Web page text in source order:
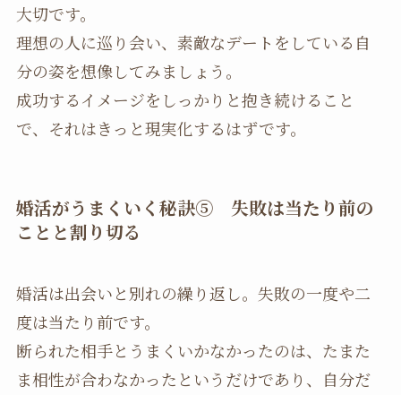
大切です。
理想の人に巡り会い、素敵なデートをしている自
分の姿を想像してみましょう。
成功するイメージをしっかりと抱き続けること
で、それはきっと現実化するはずです。
婚活がうまくいく秘訣⑤ 失敗は当たり前の
ことと割り切る
婚活は出会いと別れの繰り返し。失敗の一度や二
度は当たり前です。
断られた相手とうまくいかなかったのは、たまた
ま相性が合わなかったというだけであり、自分だ